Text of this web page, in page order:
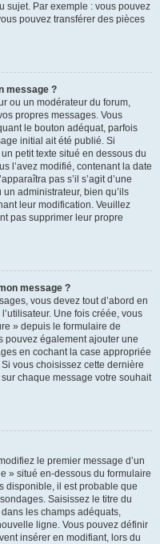
sujet. Par exemple : vous pouvez
pouvez transférer des pièces
message ?
ou un modérateur du forum,
propres messages. Vous
le bouton adéquat, parfois
initial ait été publié. Si
petit texte situé en dessous du
l’avez modifié, contenant la date
pas s’il s’agit d’une
administrateur, bien qu’ils
leur modification. Veuillez
pas supprimer leur propre
message ?
vous devez tout d’abord en
Une fois créée, vous
» depuis le formulaire de
pouvez également ajouter une
en cochant la case appropriée
vous choisissez cette dernière
chaque message votre souhait
le premier message d’un
» situé en-dessous du formulaire
disponible, il est probable que
Saisissez le titre du
les champs adéquats,
ligne. Vous pouvez définir
insérer en modifiant, lors du